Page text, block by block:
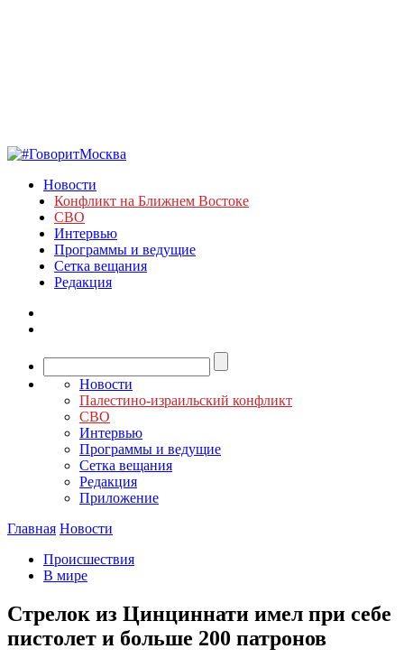
Новости
Конфликт на Ближнем Востоке
СВО
Интервью
Программы и ведущие
Сетка вещания
Редакция
Новости
Палестино-израильский конфликт
СВО
Интервью
Программы и ведущие
Сетка вещания
Редакция
Приложение
Главная Новости
Происшествия
В мире
Стрелок из Цинциннати имел при себе
пистолет и больше 200 патронов